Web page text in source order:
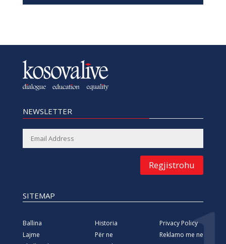
NEWSLETTER
Regjistrohu
SITEMAP
Ballina
Lajme
Historia
Për ne
Privacy Policy
Reklamo me ne